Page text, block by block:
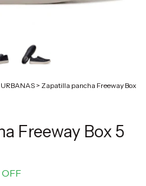
URBANAS > Zapatilla pancha Freeway Box
Freeway Box 5
OFF